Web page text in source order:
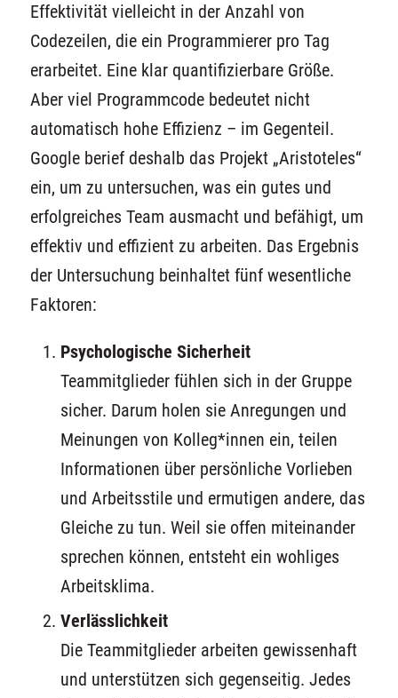
Effektivität vielleicht in der Anzahl von
Codezeilen, die ein Programmierer pro Tag
erarbeitet. Eine klar quantifizierbare Größe.
Aber viel Programmcode bedeutet nicht
automatisch hohe Effizienz – im Gegenteil.
Google berief deshalb das Projekt „Aristoteles“
ein, um zu untersuchen, was ein gutes und
erfolgreiches Team ausmacht und befähigt, um
effektiv und effizient zu arbeiten. Das Ergebnis
der Untersuchung beinhaltet fünf wesentliche
Faktoren:
Psychologische Sicherheit
Teammitglieder fühlen sich in der Gruppe
sicher. Darum holen sie Anregungen und
Meinungen von Kolleg*innen ein, teilen
Informationen über persönliche Vorlieben
und Arbeitsstile und ermutigen andere, das
Gleiche zu tun. Weil sie offen miteinander
sprechen können, entsteht ein wohliges
Arbeitsklima.
Verlässlichkeit
Die Teammitglieder arbeiten gewissenhaft
und unterstützen sich gegenseitig. Jedes